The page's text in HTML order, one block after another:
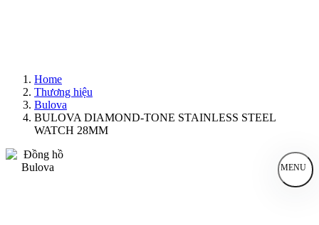
Home
Thương hiệu
Bulova
BULOVA DIAMOND-TONE STAINLESS STEEL
WATCH 28MM
MENU